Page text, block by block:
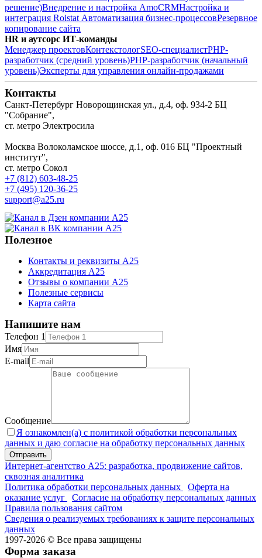
решение)Внедрение и настройка AmoCRMНастройка и
интеграция Roistat Автоматизация бизнес-процессовРезервное
копирование сайта
HR и аутсорс ИТ-команды
Менеджер проектовКонтекстологSEO-специалистPHP-
разработчик (средний уровень)PHP-разработчик (начальный
уровень)Эксперты для управления онлайн-продажами
Контакты
Санкт-Петербург Новорощинская ул., д.4, оф. 934-2 БЦ
"Собрание",
ст. метро Электросила
Москва Волоколамское шоссе, д.1, оф. 016 БЦ "Проектный
институт",
ст. метро Сокол
+7 (812) 603-48-25
+7 (495) 120-36-25
support@a25.ru
Полезное
Контакты и реквизиты А25
Аккредитация А25
Отзывы о компании А25
Полезные сервисы
Карта сайта
Напишите нам
Телефон 1
Имя
E-mail
Сообщение
Я ознакомлен(а) с политикой обработки персональных
данных и даю согласие на обработку персональных данных
Интернет-агентство А25: разработка, продвижение сайтов,
сквозная аналитика
Политика обработки персональных данных
Оферта на
оказание услуг
Согласие на обработку персональных данных
Правила пользования сайтом
Сведения о реализуемых требованиях к защите персональных
данных
1997-2026 © Все права защищены
Форма заказа